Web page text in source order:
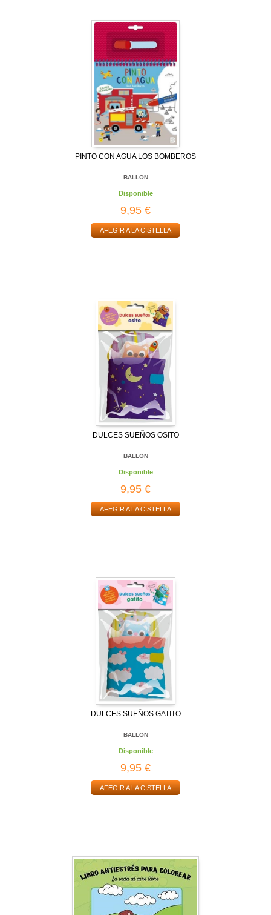
PINTO CON AGUA LOS BOMBEROS
BALLON
Disponible
9,95 €
AFEGIR A LA CISTELLA
DULCES SUEÑOS OSITO
BALLON
Disponible
9,95 €
AFEGIR A LA CISTELLA
DULCES SUEÑOS GATITO
BALLON
Disponible
9,95 €
AFEGIR A LA CISTELLA